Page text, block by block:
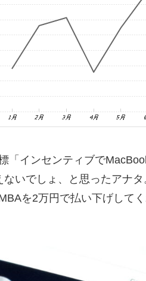
「インセンティブで
ないでしょ、と思ったアナ
を2万円で払い下げして